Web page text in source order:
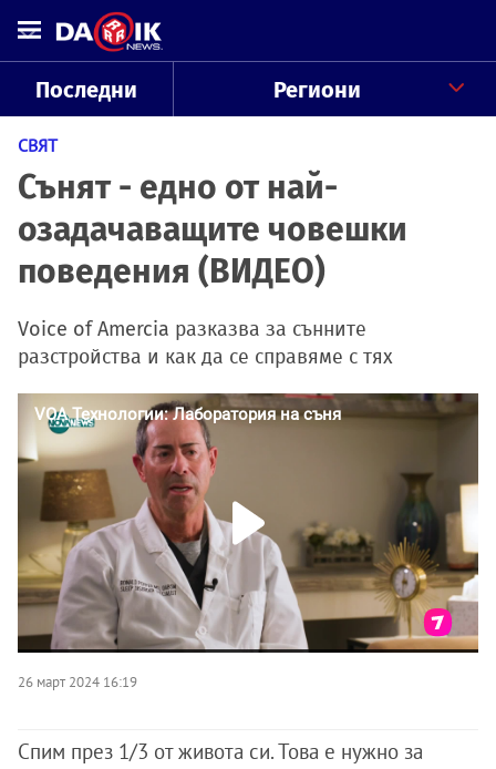
Последни Региони
СВЯТ
Сънят - едно от най-
озадачаващите човешки
поведения (ВИДЕО)
Voice of Amercia разказва за сънните
разстройства и как да се справяме с тях
26 март 2024 16:19
Спим през 1/3 от живота си. Това е нужно за